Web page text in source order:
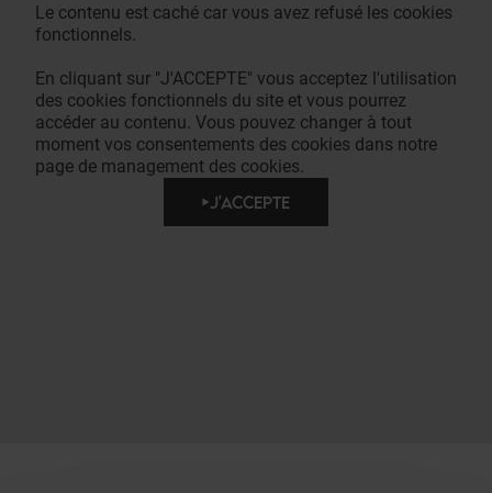
Le contenu est caché car vous avez refusé les cookies
fonctionnels.
En cliquant sur "J'ACCEPTE" vous acceptez l'utilisation
des cookies fonctionnels du site et vous pourrez
accéder au contenu. Vous pouvez changer à tout
moment vos consentements des cookies dans notre
page de management des cookies.
J'ACCEPTE